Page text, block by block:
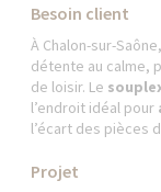
Besoin client
À Chalon-sur-
détente au calme,
de loisir. Le
l’endroit idéal pour
l’écart des pièces
Projet